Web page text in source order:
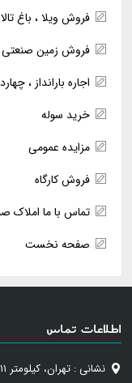
فروش ویلا ، باغ
فروش زمین صنعتی
اجاره بارانداز ،
خرید سوله
مزایده عمومی
فروش کارگاه
تماس با ما املاک
صفحه نخست
اطلاعات تماس